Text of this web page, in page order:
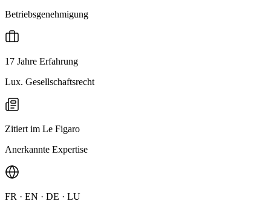
Betriebsgenehmigung
17 Jahre Erfahrung
Lux. Gesellschaftsrecht
Zitiert im Le Figaro
Anerkannte Expertise
FR · EN · DE · LU